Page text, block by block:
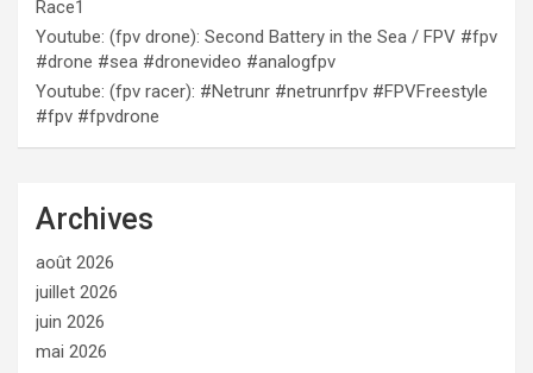
Race1
Youtube: (fpv drone): Second Battery in the Sea / FPV #fpv
#drone #sea #dronevideo #analogfpv
Youtube: (fpv racer): #Netrunr #netrunrfpv #FPVFreestyle
#fpv #fpvdrone
Archives
août 2026
juillet 2026
juin 2026
mai 2026